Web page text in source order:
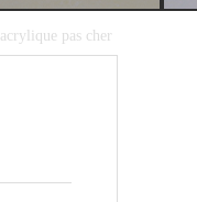
pas cher